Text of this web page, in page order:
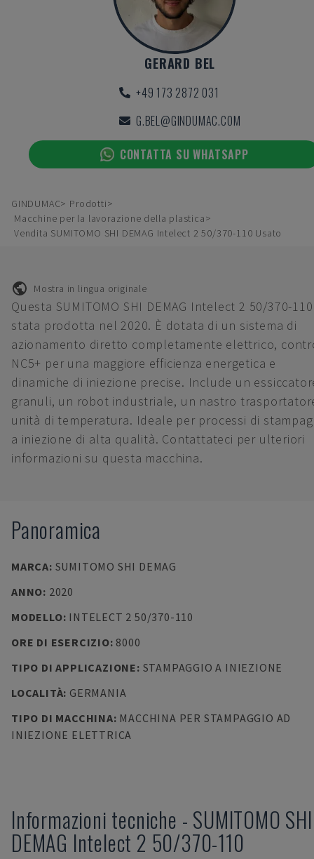
GERARD BEL
+49 173 2872 031
G.BEL@GINDUMAC.COM
CONTATTA SU WHATSAPP
GINDUMAC
Prodotti
Macchine per la lavorazione della plastica
Vendita SUMITOMO SHI DEMAG Intelect 2 50/370-110 Usato
Mostra in lingua originale
Questa SUMITOMO SHI DEMAG Intelect 2 50/370-
stata prodotta nel 2020. È dotata di un sistema di
azionamento diretto completamente elettrico,
NC5+ per una maggiore efficienza energetica e
dinamiche di iniezione precise. Include un
granuli, un robot industriale, un nastro
unità di temperatura. Ideale per processi di
a iniezione di alta qualità. Contattateci per ulteriori
informazioni su questa macchina.
Panoramica
MARCA: SUMITOMO SHI DEMAG
ANNO: 2020
MODELLO: INTELECT 2 50/370-110
ORE DI ESERCIZIO: 8000
TIPO DI APPLICAZIONE: STAMPAGGIO A INIEZIONE
LOCALITÀ: GERMANIA
TIPO DI MACCHINA: MACCHINA PER STAMPAGGIO AD
INIEZIONE ELETTRICA
Informazioni tecniche - SUMITOMO SHI
DEMAG Intelect 2 50/370-110